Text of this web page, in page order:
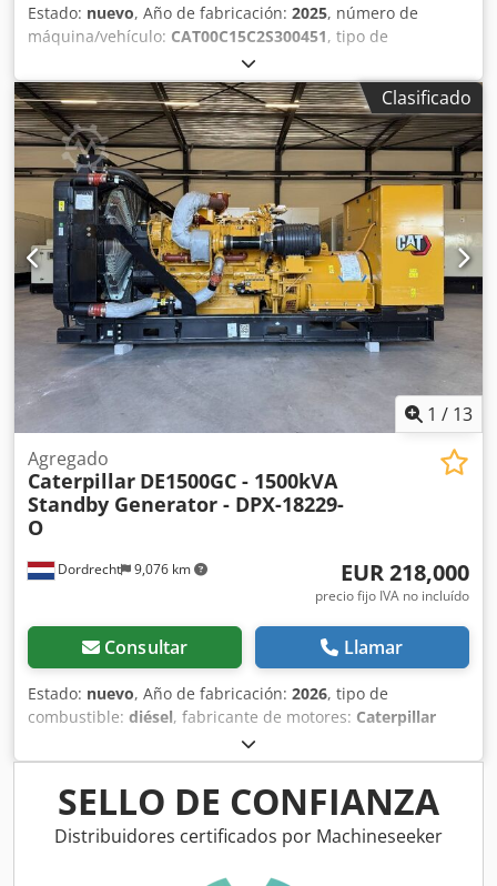
Estado: nuevo, Año de fabricación: 2025, número de
máquina/vehículo: CAT00C15C2S300451, tipo de
, fabricante de motores:
C15, Propósito: Construcción Peso en vacío: 5.071 kg
Crsdpfx Aex Svhzjmvof Potencia del generador: 550 kVA
Dimensiones del compartimento de carga: 493 x 166 x 232
cm Marcado CE: sí Capacidad del tanque de agua: 842 l
Póngase en contacto con el equipo de DPX para más
información. = Más opciones y accesorios = - Batería -
Panel de control - Techo de acero - Cisterna
Clasificado
1 / 13
Dordrecht 9,076 km
Agregado
Caterpillar DE1500GC - 1500kVA
Standby Generator - DPX-18229-
O
EUR 218,000
precio fijo IVA no incluído
Consultar Llamar
Estado: nuevo, Año de fabricación: 2026, tipo de
combustible: diésel, fabricante de motores: Caterpillar
, Finalidad de uso: Construcción Peso en vacío: 7.436 kg
Potencia del generador: 1.500 kVA Crjdpfx Amex Hddtsvef
Dimensiones del compartimento de carga: 418 x 210 x 227
cm Marcado CE: sí Volumen del depósito de agua: 1.000 l
Póngase en contacto con el equipo de DPX para más
SELLO DE CONFIANZA
Distribuidores certificados por Machineseeker